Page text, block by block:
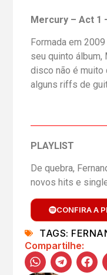
Mercury – Act 1
Formada em
seu quinto álbum,
disco não é
alguns riffs de
PLAYLIST
De quebra,
novos hits e
CONFIRA A
TAGS:
Compartilhe: